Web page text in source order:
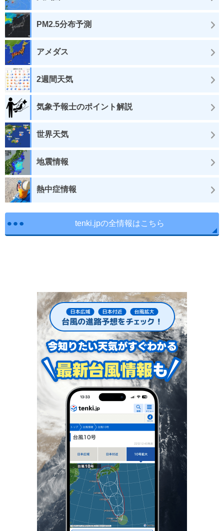
PM2.5分布予測
アメダス
2週間天気
気象予報士のポイント解説
世界天気
地震情報
熱中症情報
tenki.jpの全情報はこちら